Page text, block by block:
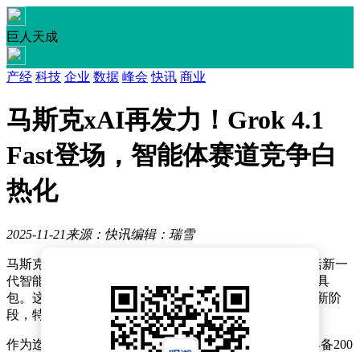
巨人天成
产经 科技 企业 数据 峰会 快讯 商业
马斯克xAI再发力！Grok 4.1
Fast登场，智能体赛道竞争白
热化
2025-11-21 来源：快讯编辑：瑞雪
马斯克旗下的xAI公司近日宣布推出两项重大更新，包括新一
代智能体模型Grok 4.1 Fast以及配套的Agent Tools API工具
包。这一举措标志着AI领域围绕智能体应用的竞争进入新阶
段，特别是在企业级解决方案方面展现出独特优势。
作为迄今为止性能最强的工具调用模型，Grok 4.1 Fast具备200